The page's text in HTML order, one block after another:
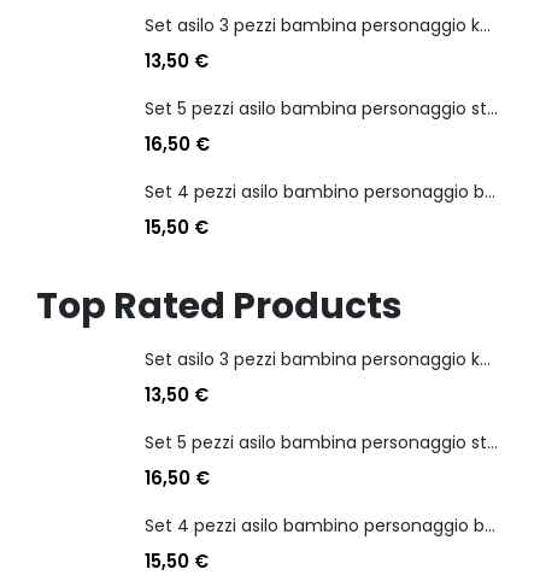
Set asilo 3 pezzi bambina personaggio kuromi
13,50 €
Set 5 pezzi asilo bambina personaggio stitch angel
16,50 €
Set 4 pezzi asilo bambino personaggio batman
15,50 €
Top Rated Products
Set asilo 3 pezzi bambina personaggio kuromi
13,50 €
Set 5 pezzi asilo bambina personaggio stitch angel
16,50 €
Set 4 pezzi asilo bambino personaggio batman
15,50 €